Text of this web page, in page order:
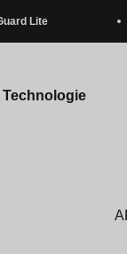
Technologie